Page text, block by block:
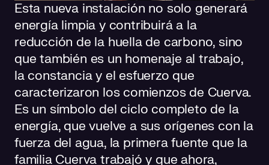
Esta nueva instalación no solo generará
energía limpia y contribuirá a la
reducción de la huella de carbono, sino
que también es un homenaje al trabajo,
la constancia y el esfuerzo que
caracterizaron los comienzos de Cuerva.
Es un símbolo del ciclo completo de la
energía, que vuelve a sus orígenes con la
fuerza del agua, la primera fuente que la
familia Cuerva trabajó y que ahora,